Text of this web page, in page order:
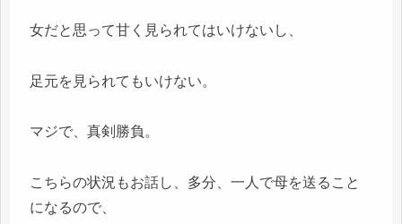
女だと思って甘く見られてはいけないし、
足元を見られてもいけない。
マジで、真剣勝負。
こちらの状況もお話し、多分、一人で母を送ること
になるので、